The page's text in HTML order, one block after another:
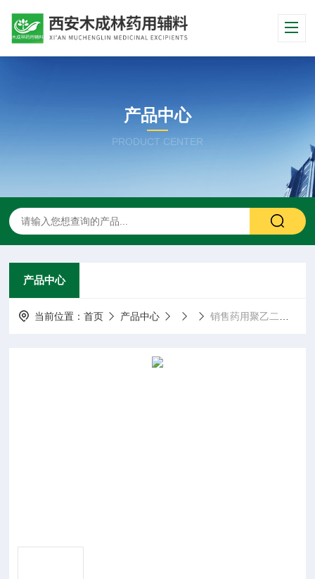
产品中心
PRODUCT CENTER
产品中心
当前位置：首页 产品中心 销售药用聚乙二醇供应 可按需定制